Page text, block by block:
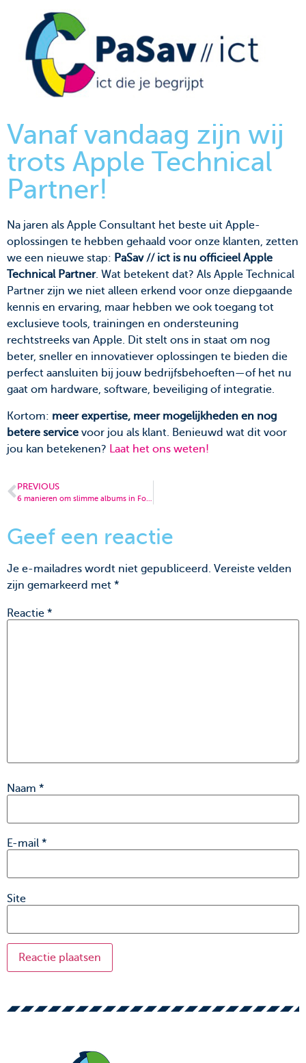
Vanaf vandaag zijn wij
trots Apple Technical
Partner!
Na jaren als Apple Consultant het beste uit Apple-
oplossingen te hebben gehaald voor onze klanten, zetten
we een nieuwe stap: PaSav // ict is nu officieel Apple
Technical Partner. Wat betekent dat? Als Apple Technical
Partner zijn we niet alleen erkend voor onze diepgaande
kennis en ervaring, maar hebben we ook toegang tot
exclusieve tools, trainingen en ondersteuning
rechtstreeks van Apple. Dit stelt ons in staat om nog
beter, sneller en innovatiever oplossingen te bieden die
perfect aansluiten bij jouw bedrijfsbehoeften—of het nu
gaat om hardware, software, beveiliging of integratie.
Kortom: meer expertise, meer mogelijkheden en nog
betere service voor jou als klant. Benieuwd wat dit voor
jou kan betekenen?
Laat het ons weten!
PREVIOUS
6 manieren om slimme albums in Foto’s slim te gebruiken
Geef een reactie
Je e-mailadres wordt niet gepubliceerd. Vereiste velden
zijn gemarkeerd met *
Reactie *
Naam *
E-mail *
Site